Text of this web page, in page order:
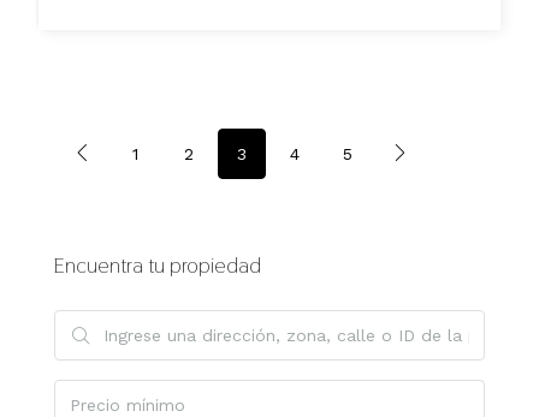
1 2 3 4 5
Encuentra tu propiedad